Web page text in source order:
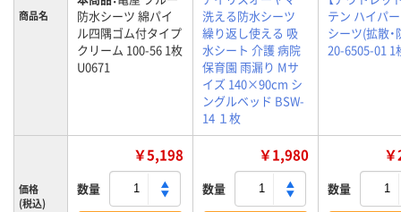
商品名
防水シーツ 綿パイ
ル四隅ゴム付タイプ
クリーム 100-56 1枚
U0671
洗える防水シーツ
繰り返し使える 吸
水シート 介護 病院
保育園 雨漏り Mサ
イズ 140×90cm シ
ングルベッド BSW-
14 １枚
テン ハイパ
シーツ(拡散・
20-6505-01 1
価格
(税込)
￥5,198
数量
￥1,980
数量 数量